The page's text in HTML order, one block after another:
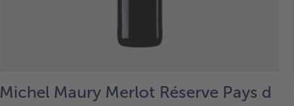
Michel Maury Merlot Réserve Pays d